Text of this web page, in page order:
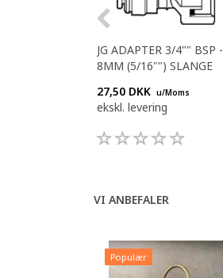
JG ADAPTER 3/4"" BSP -
8MM (5/16"") SLANGE
27,50 DKK u/Moms
ekskl. levering
VI ANBEFALER
Populær